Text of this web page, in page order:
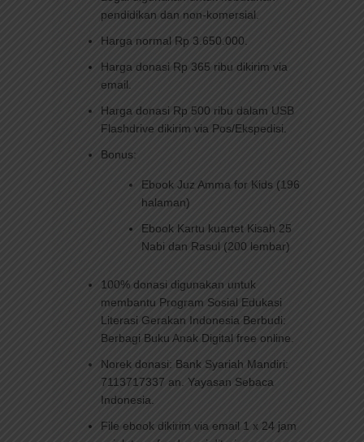
pendidikan dan non-komersial.
Harga normal Rp 3.650.000.
Harga donasi Rp 365 ribu dikirim via
email.
Harga donasi Rp 500 ribu dalam USB
Flashdrive dikirim via Pos/Ekspedisi.
Bonus:
Ebook Juz Amma for Kids (196
halaman)
Ebook Kartu kuartet Kisah 25
Nabi dan Rasul (200 lembar)
100% donasi digunakan untuk
membantu Program Sosial Edukasi
Literasi Gerakan Indonesia Berbudi:
Berbagi Buku Anak Digital free online.
Norek donasi: Bank Syariah Mandiri:
7113717337 an. Yayasan Sebaca
Indonesia.
File ebook dikirim via email 1 x 24 jam